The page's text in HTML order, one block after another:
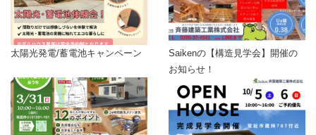
太陽光発電/蓄電池キャンペーン
Saikenの【構造見学会】開催の
お知らせ！